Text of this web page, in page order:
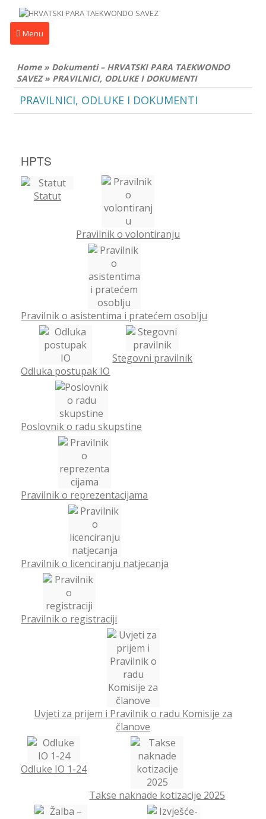
Menu
Home» Dokumenti – HRVATSKI PARA TAEKWONDO
SAVEZ» PRAVILNICI, ODLUKE I DOKUMENTI
PRAVILNICI, ODLUKE I DOKUMENTI
HPTS
Statut
Pravilnik o volontiranju
Pravilnik o asistentima i pratećem osoblju
Odluka postupak IO
Stegovni pravilnik
Poslovnik o radu skupstine
Pravilnik o reprezentacijama
Pravilnik o licenciranju natjecanja
Pravilnik o registraciji
Uvjeti za prijem i Pravilnik o radu Komisije za
članove
Odluke IO 1-24
Takse naknade kotizacije 2025